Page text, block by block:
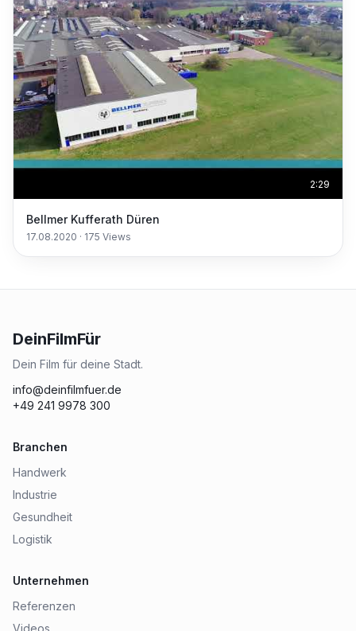
2:29
Bellmer Kufferath Düren
17.08.2020 · 175 Views
DeinFilmFür
Dein Film für deine Stadt.
info@deinfilmfuer.de
+49 241 9978 300
Branchen
Handwerk
Industrie
Gesundheit
Logistik
Unternehmen
Referenzen
Videos